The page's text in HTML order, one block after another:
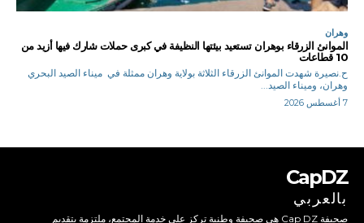
وهران
الموانئ الزرقاء بوهران تستعيد بيئتها النظيفة في كبرى حملات شارك فيها أزيد من
10 قطاعات
ح.نصيرة شهدت الموانئ الزرقاء الثلاثة بولاية وهران ممثلة في ميناء الصيد البحري
وهران، وميناء الصيد...
7 أغسطس 2026
CapDZ
بالعربي
صحيفة Cap DZ هي صحيفة وطنية تركز على خدمة المجتمع، ملتزمة بتقديم